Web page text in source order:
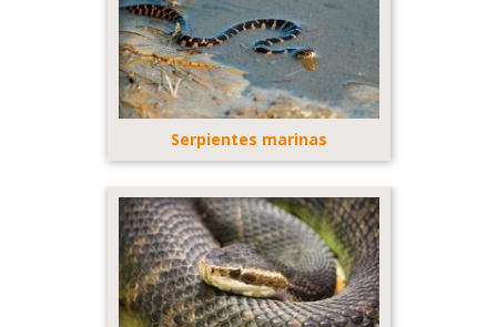
Serpientes marinas